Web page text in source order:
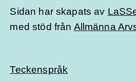
Sidan har skapats av
med stöd från Allmänna
Teckenspråk